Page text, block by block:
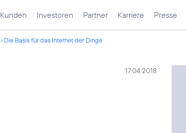
Kunden Investoren Partner Karriere Presse
Die Basis für das Internet der Dinge
17.04.2018